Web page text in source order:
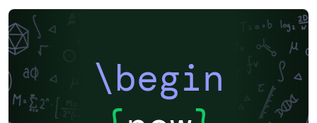
\begin